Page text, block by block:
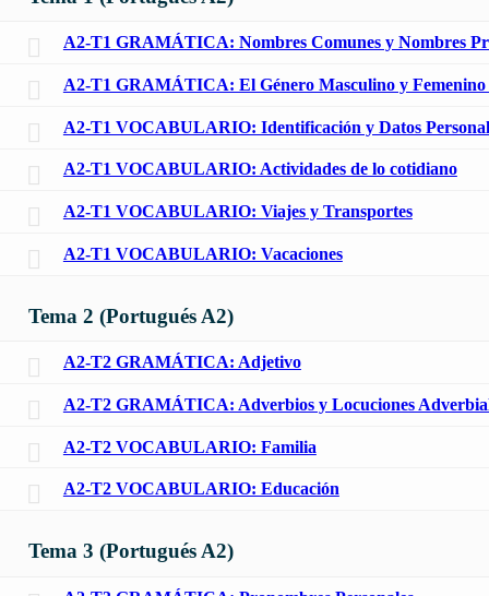
A2-T1 GRAMÁTICA: Nombres Comunes y Nombres
A2-T1 GRAMÁTICA: El Género Masculino y Femenino
A2-T1 VOCABULARIO: Identificación y Datos
A2-T1 VOCABULARIO: Actividades de lo cotidiano
A2-T1 VOCABULARIO: Viajes y Transportes
A2-T1 VOCABULARIO: Vacaciones
Tema 2 (Portugués A2)
A2-T2 GRAMÁTICA: Adjetivo
A2-T2 GRAMÁTICA: Adverbios y Locuciones
A2-T2 VOCABULARIO: Familia
A2-T2 VOCABULARIO: Educación
Tema 3 (Portugués A2)